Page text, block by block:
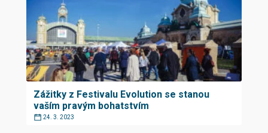
Zážitky z Festivalu Evolution se stanou
vaším pravým bohatstvím
24. 3. 2023